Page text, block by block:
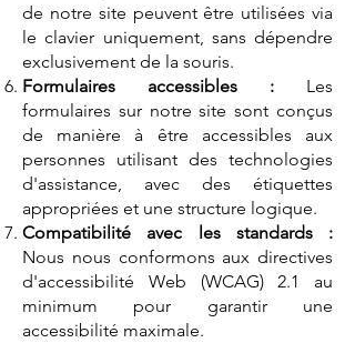
de notre site peuvent être utilisées via
le clavier uniquement, sans dépendre
exclusivement de la souris.
Formulaires accessibles : Les
formulaires sur notre site sont conçus
de manière à être accessibles aux
personnes utilisant des technologies
d'assistance, avec des étiquettes
appropriées et une structure logique.
Compatibilité avec les standards :
Nous nous conformons aux directives
d'accessibilité Web (WCAG) 2.1 au
minimum pour garantir une
accessibilité maximale.